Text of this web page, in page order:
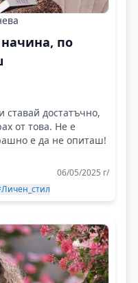
по
достатъчно,
от това. Не е
е да не опиташ!
06/05/2025 г/